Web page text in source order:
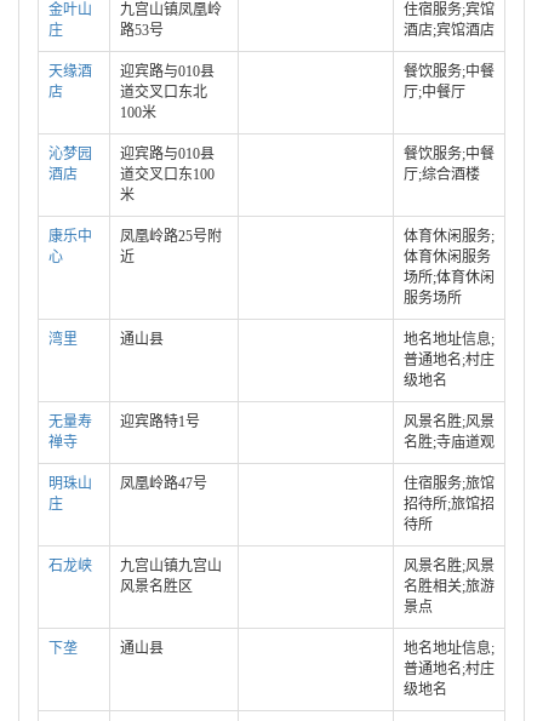
金叶山
庄
九宫山镇凤凰岭
路53号
住宿服务;宾馆
酒店;宾馆酒店
天缘酒
店
迎宾路与010县
道交叉口东北
100米
餐饮服务;中餐
厅;中餐厅
沁梦园
酒店
迎宾路与010县
道交叉口东100
米
餐饮服务;中餐
厅;综合酒楼
康乐中
心
凤凰岭路25号附
近
体育休闲服务;
体育休闲服务
场所;体育休闲
服务场所
湾里 通山县
地名地址信息;
普通地名;村庄
级地名
无量寿
禅寺
迎宾路特1号
风景名胜;风景
名胜;寺庙道观
明珠山
庄
凤凰岭路47号
住宿服务;旅馆
招待所;旅馆招
待所
石龙峡
九宫山镇九宫山
风景名胜区
风景名胜;风景
名胜相关;旅游
景点
下垄 通山县
地名地址信息;
普通地名;村庄
级地名